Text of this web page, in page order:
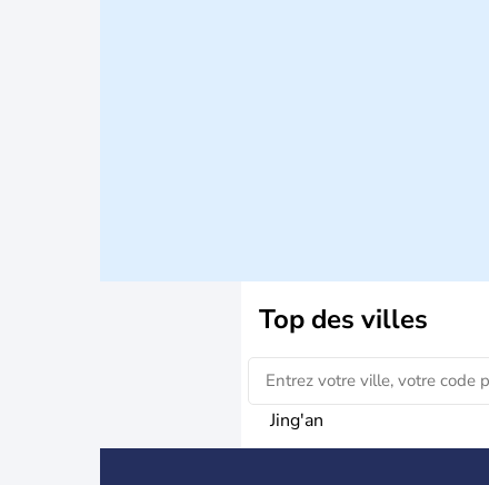
Top des villes
Jing'an